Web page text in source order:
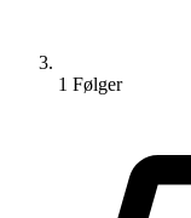
1 Følger